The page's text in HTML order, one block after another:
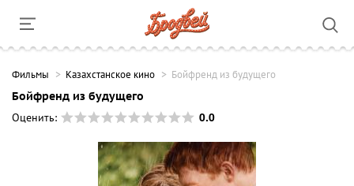
Фильмы Казахстанское кино Бойфренд из будущего
Бойфренд из будущего
Оценить:
0.0